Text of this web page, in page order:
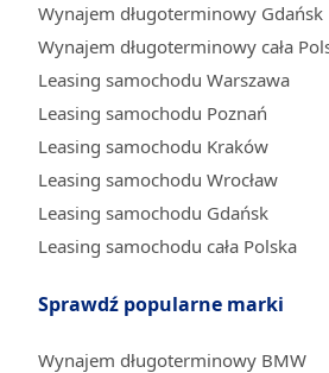
Wynajem długoterminowy Gdańsk
Wynajem długoterminowy cała
Leasing samochodu Warszawa
Leasing samochodu Poznań
Leasing samochodu Kraków
Leasing samochodu Wrocław
Leasing samochodu Gdańsk
Leasing samochodu cała Polska
Sprawdź popularne marki
Wynajem długoterminowy BMW